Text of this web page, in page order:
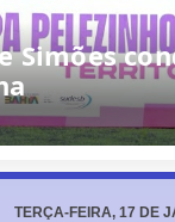
Simões
TERÇA-FEIRA, 17 DE